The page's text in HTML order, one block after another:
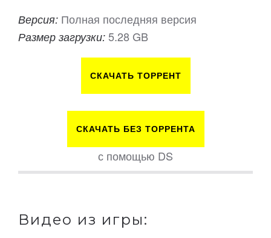
Версия: Полная последняя версия
Размер загрузки: 5.28 GB
СКАЧАТЬ ТОРРЕНТ
СКАЧАТЬ БЕЗ ТОРРЕНТА
с помощью DS
Видео из игры: